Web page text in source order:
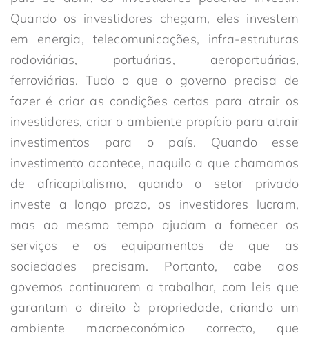
Quando os investidores chegam, eles investem
em energia, telecomunicações, infra-estruturas
rodoviárias, portuárias, aeroportuárias,
ferroviárias. Tudo o que o governo precisa de
fazer é criar as condições certas para atrair os
investidores, criar o ambiente propício para atrair
investimentos para o país. Quando esse
investimento acontece, naquilo a que chamamos
de africapitalismo, quando o setor privado
investe a longo prazo, os investidores lucram,
mas ao mesmo tempo ajudam a fornecer os
serviços e os equipamentos de que as
sociedades precisam. Portanto, cabe aos
governos continuarem a trabalhar, com leis que
garantam o direito à propriedade, criando um
ambiente macroeconómico correcto, que